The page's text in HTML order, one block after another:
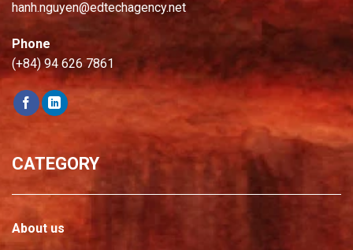
hanh.nguyen@edtechagency.net
Phone
(+84) 94 626 7861
CATEGORY
About us